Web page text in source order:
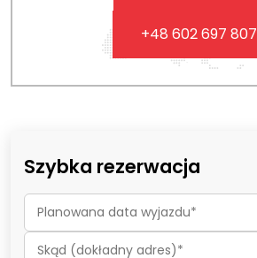
+48 602 697 807
Szybka rezerwacja